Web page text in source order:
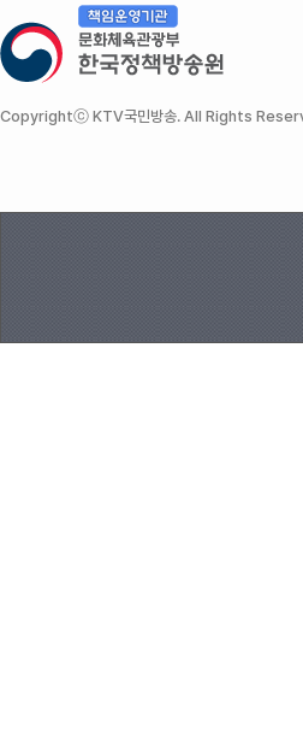
Copyrightⓒ KTV국민방송. All Rights